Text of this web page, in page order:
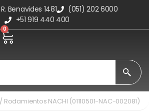
Benavides 1481
(051) 202 6000
+51 919 440 400
0
/ Rodamientos NACHI (01110501-NAC-002081)